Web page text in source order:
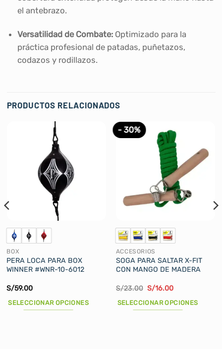
el antebrazo.
Versatilidad de Combate: Optimizado para la
práctica profesional de patadas, puñetazos,
codazos y rodillazos.
PRODUCTOS RELACIONADOS
BOX
PERA LOCA PARA BOX
WINNER #WNR-10-6012
S/59.00
SELECCIONAR OPCIONES
- 30%
ACCESORIOS
SOGA PARA SALTAR X-FIT
CON MANGO DE MADERA
S/23.00 El
original
era:
S/16.00El
actual
es:
SELECCIONAR OPCIONES